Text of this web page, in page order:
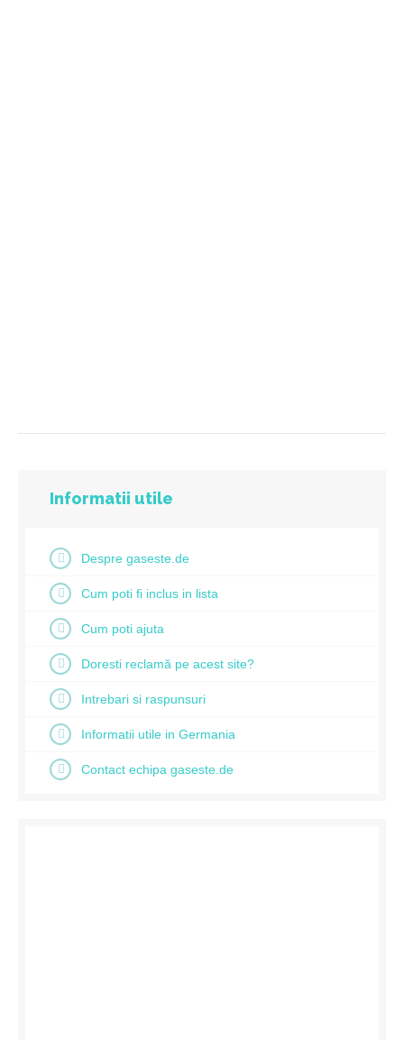
Informatii utile
Despre gaseste.de
Cum poti fi inclus in lista
Cum poti ajuta
Doresti reclamă pe acest site?
Intrebari si raspunsuri
Informatii utile in Germania
Contact echipa gaseste.de